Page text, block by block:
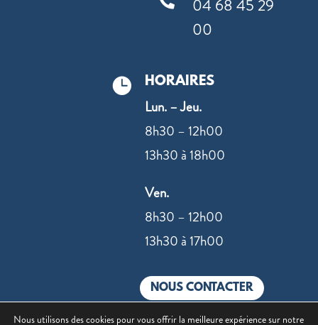
04 68 45 29
00
 HORAIRES
Lun. – Jeu.
8h30 – 12h00
13h30 à 18h00
Ven.
8h30 – 12h00
13h30 à 17h00
NOUS CONTACTER
Nous utilisons des cookies pour vous offrir la meilleure expérience sur notre